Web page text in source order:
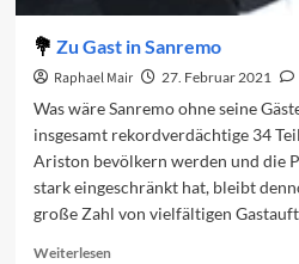
Zu Gast in Sanremo
Raphael Mair 27. Februar 2021
Was wäre Sanremo ohne seine
insgesamt rekordverdächtige 34
Ariston bevölkern werden und die
stark eingeschränkt hat, bleibt
große Zahl von vielfältigen
WeiterlesenRead